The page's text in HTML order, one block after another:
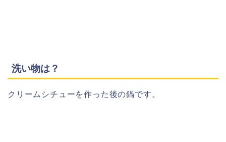
洗い物は？
クリームシチューを作った後の鍋です。